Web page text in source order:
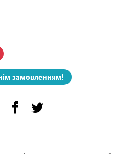
замовленням!